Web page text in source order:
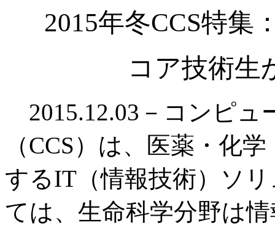
2015年冬CCS特集
コア技術生
2015.12.03－コンピュ
（CCS）は、医薬・化
するIT（情報技術）ソ
ては、生命科学分野は